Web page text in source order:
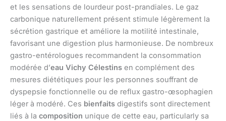
et les sensations de lourdeur post-prandiales. Le gaz
carbonique naturellement présent stimule légèrement la
sécrétion gastrique et améliore la motilité intestinale,
favorisant une digestion plus harmonieuse. De nombreux
gastro-entérologues recommandent la consommation
modérée d’eau Vichy Célestins en complément des
mesures diététiques pour les personnes souffrant de
dyspepsie fonctionnelle ou de reflux gastro-œsophagien
léger à modéré. Ces bienfaits digestifs sont directement
liés à la composition unique de cette eau, particularly sa